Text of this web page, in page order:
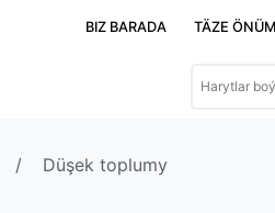
BIZ BARADA TÄZE
Düşek toplumy